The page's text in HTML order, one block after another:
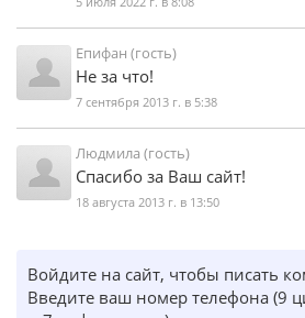
Епифан (гость)
Не за что!
7 сентября 2013 г. в 5:38
Людмила (гость)
Спасибо за Ваш сайт!
18 августа 2013 г. в 13:50
Войдите на сайт, чтобы писать
Введите ваш номер телефона (9